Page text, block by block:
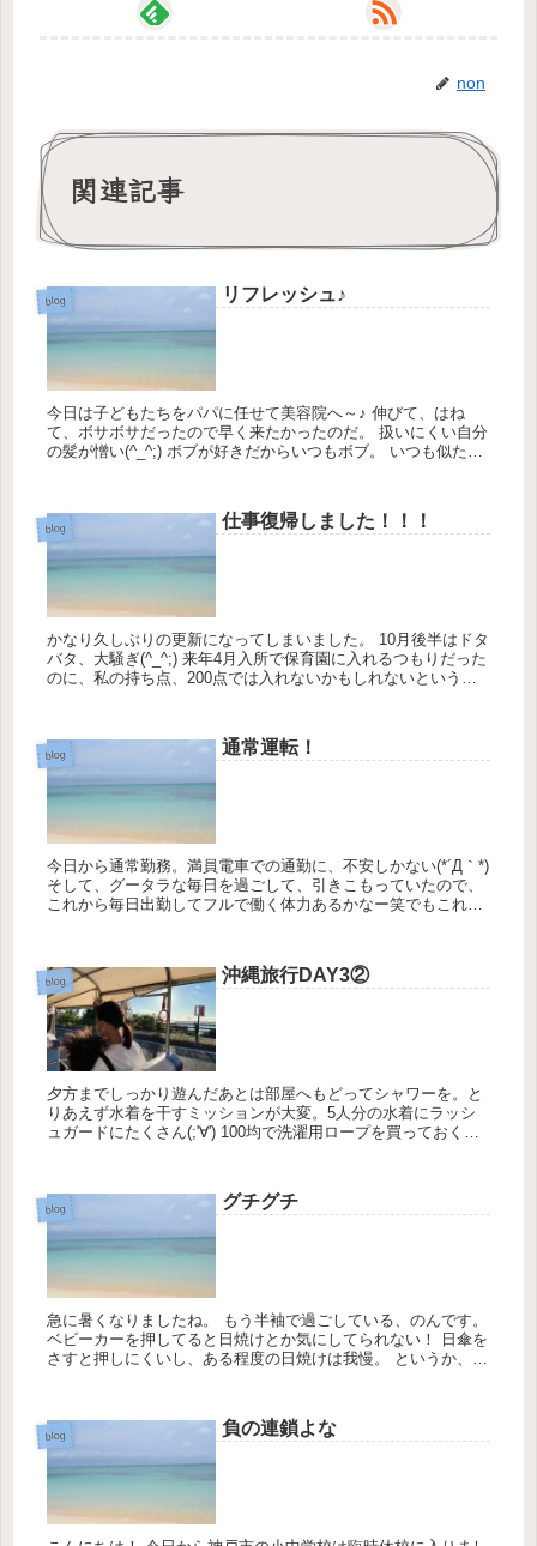
non
関連記事
blog リフレッシュ♪
今日は子どもたちをパパに任せて美容院へ～♪ 伸びて、はね
て、ボサボサだったので早く来たかったのだ。 扱いにくい自分
の髪が憎い(^_^;) ボブが好きだからいつもボブ。 いつも似たよ
blog 仕事復帰しました！！！
かなり久しぶりの更新になってしまいました。 10月後半はドタ
バタ、大騒ぎ(^_^;) 来年4月入所で保育園に入れるつもりだった
のに、私の持ち点、200点では入れないかもしれないというこ
blog 通常運転！
今日から通常勤務。満員電車での通勤に、不安しかない(*´Д｀*)
そして、グータラな毎日を過ごして、引きこもっていたので、
これから毎日出勤してフルで働く体力あるかなー笑でもこれも
blog 沖縄旅行DAY3②
夕方までしっかり遊んだあとは部屋へもどってシャワーを。と
りあえず水着を干すミッションが大変。5人分の水着にラッシ
ュガードにたくさん(;'∀') 100均で洗濯用ロープを買っておくの
blog グチグチ
急に暑くなりましたね。 もう半袖で過ごしている、のんです。
ベビーカーを押してると日焼けとか気にしてられない！ 日傘を
さすと押しにくいし、ある程度の日焼けは我慢。 というか、将
blog 負の連鎖よな